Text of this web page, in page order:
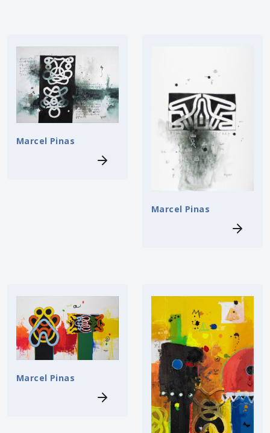
Marcel Pinas
Marcel Pinas
Marcel Pinas